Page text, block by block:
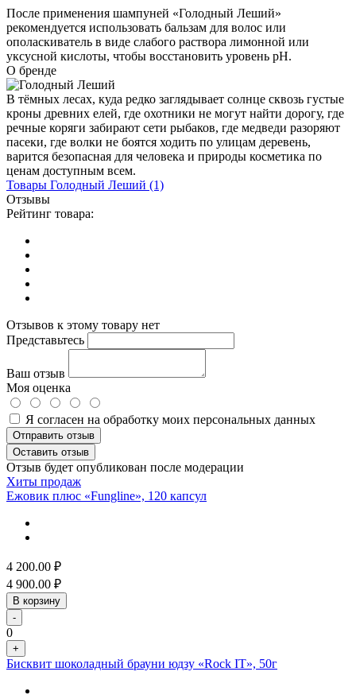
После применения шампуней «Голодный Леший»
рекомендуется использовать бальзам для волос или
ополаскиватель в виде слабого раствора лимонной или
уксусной кислоты, чтобы восстановить уровень pH.
О бренде
В тёмных лесах, куда редко заглядывает солнце сквозь густые
кроны древних елей, где охотники не могут найти дорогу, где
речные коряги забирают сети рыбаков, где медведи разоряют
пасеки, где волки не боятся ходить по улицам деревень,
варится безопасная для человека и природы косметика по
ценам доступным всем.
Товары Голодный Леший (1)
Отзывы
Рейтинг товара:
Отзывов к этому товару нет
Представьтесь
Ваш отзыв
Моя оценка
Я согласен на обработку моих персональных данных
Отправить отзыв
Оставить отзыв
Отзыв будет опубликован после модерации
Хиты продаж
Ежовик плюс «Fungline», 120 капсул
4 200.00 ₽
4 900.00 ₽
В корзину
-
0
+
Бисквит шоколадный брауни юдзу «Rock IT», 50г